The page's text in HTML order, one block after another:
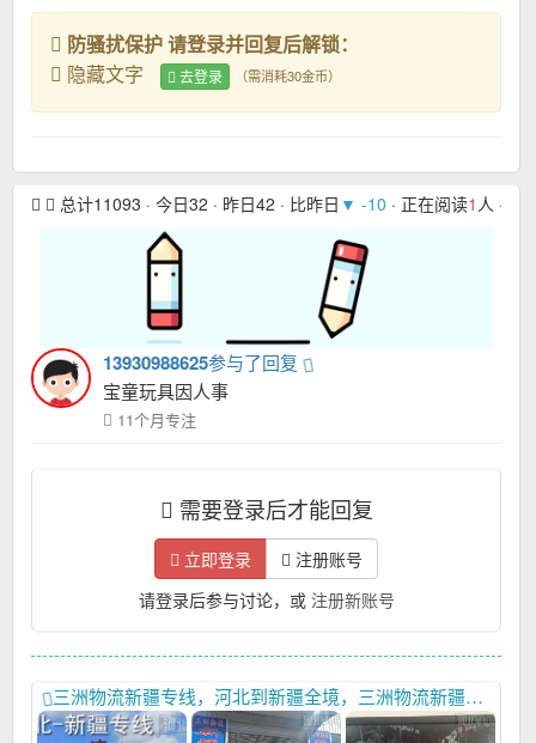
防骚扰保护 请登录并回复后解锁：
隐藏文字
去登录 （需消耗30金币）
总计11093 · 今日32 · 昨日42 · 比昨日 ▼ -10 · 正在阅读1 人 · 本
13930988625参与了回复
宝童玩具因人事
11个月专注
需要登录后才能回复
立即登录
注册账号
请登录后参与讨论，或注册新账号
三洲物流新疆专线，河北到新疆全境，三洲物流新疆专线，乌鲁木齐 14730096777,13932999877喀什和田15031906886伊利15175970889阿克苏13931902175，成立于2000年元月，占地6000平米，注册资金50万元，坐落于邢临高速广宗入口西侧，交通便利，拥有自己专业的货物运输团队，承接河北至新疆全境运输业务！主发：乌鲁木齐，哈密，喀什，和田，伊利，霍尔果斯，阿克苏，库尔勒等！（三洲物流还会为每件装车的货物上一份保险，免您后顾之忧）,